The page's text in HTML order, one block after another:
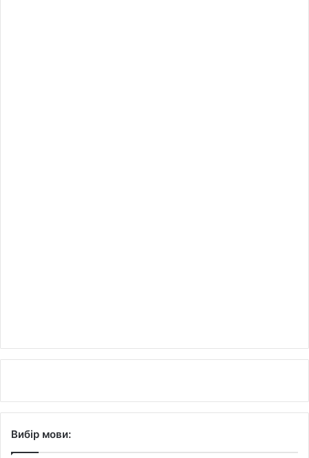
Вибір мови: